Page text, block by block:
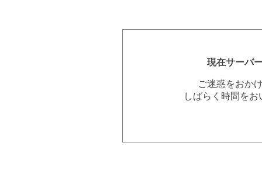
現在サーバ
ご迷惑をおか
しばらく時間を